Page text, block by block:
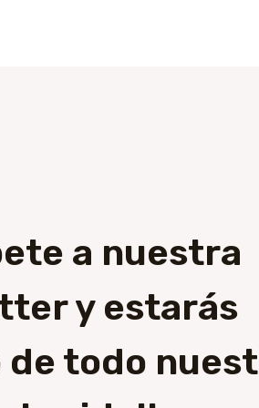
a nuestra
y estarás
todo